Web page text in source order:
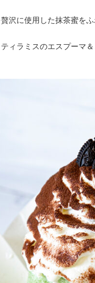
沢に使用した抹茶蜜をふ
ィラミスのエスプーマ